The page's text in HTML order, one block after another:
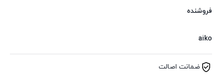
فروشنده
aiko
ضمانت اصالت